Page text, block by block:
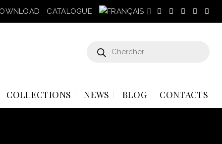
CATALOGUE
produits
COLLECTIONS NEWS BLOG CONTACTS